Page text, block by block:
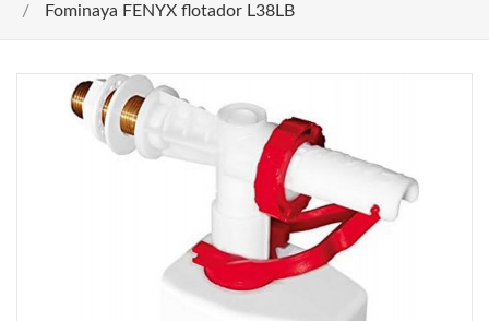
Fominaya FENYX flotador L38LB